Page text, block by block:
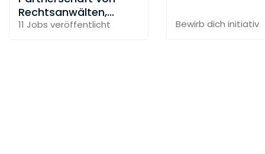
Rechtsanwälten,
Steuerberater und
11 Jobs veröffentlicht Bewirb dich initiativ